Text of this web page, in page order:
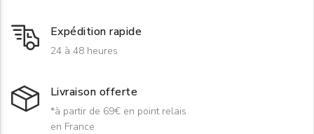
Expédition rapide
24 à 48 heures
Livraison offerte
*à partir de 69€ en point relais
en France